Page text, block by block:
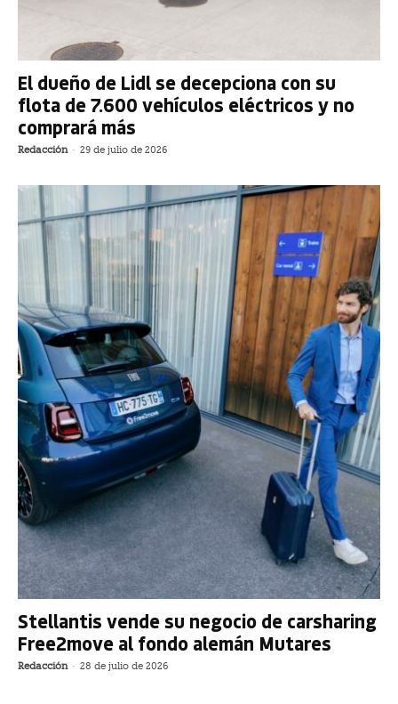
El dueño de Lidl se decepciona con su
flota de 7.600 vehículos eléctricos y no
comprará más
Redacción - 29 de julio de 2026
Stellantis vende su negocio de carsharing
Free2move al fondo alemán Mutares
Redacción - 28 de julio de 2026